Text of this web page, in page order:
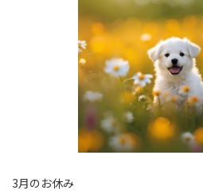
3月のお休み